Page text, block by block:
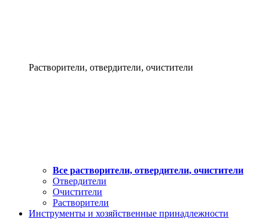
Растворители, отвердители, очистители
Все растворители, отвердители, очистители
Отвердители
Очистители
Растворители
Инструменты и хозяйственные принадлежности